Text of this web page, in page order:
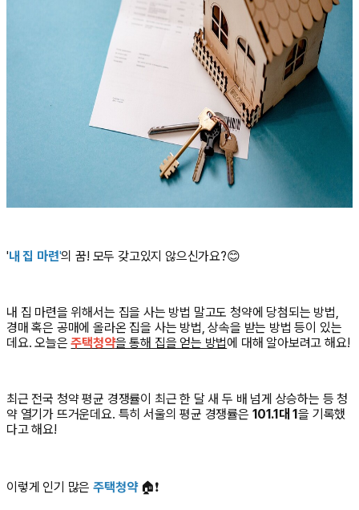
'내 집 마련'의 꿈! 모두 갖고있지 않으신가요?😊
내 집 마련을 위해서는 집을 사는 방법 말고도 청약에 당첨되는 방법,
경매 혹은 공매에 올라온 집을 사는 방법, 상속을 받는 방법 등이 있는
데요. 오늘은주택청약을 통해 집을 얻는 방법에 대해 알아보려고 해요!
최근 전국 청약 평균 경쟁률이 최근 한 달 새 두 배 넘게 상승하는 등 청
약 열기가 뜨거운데요. 특히 서울의 평균 경쟁률은 101.1대 1을 기록했
다고 해요!
이렇게 인기 많은주택청약🏠❗